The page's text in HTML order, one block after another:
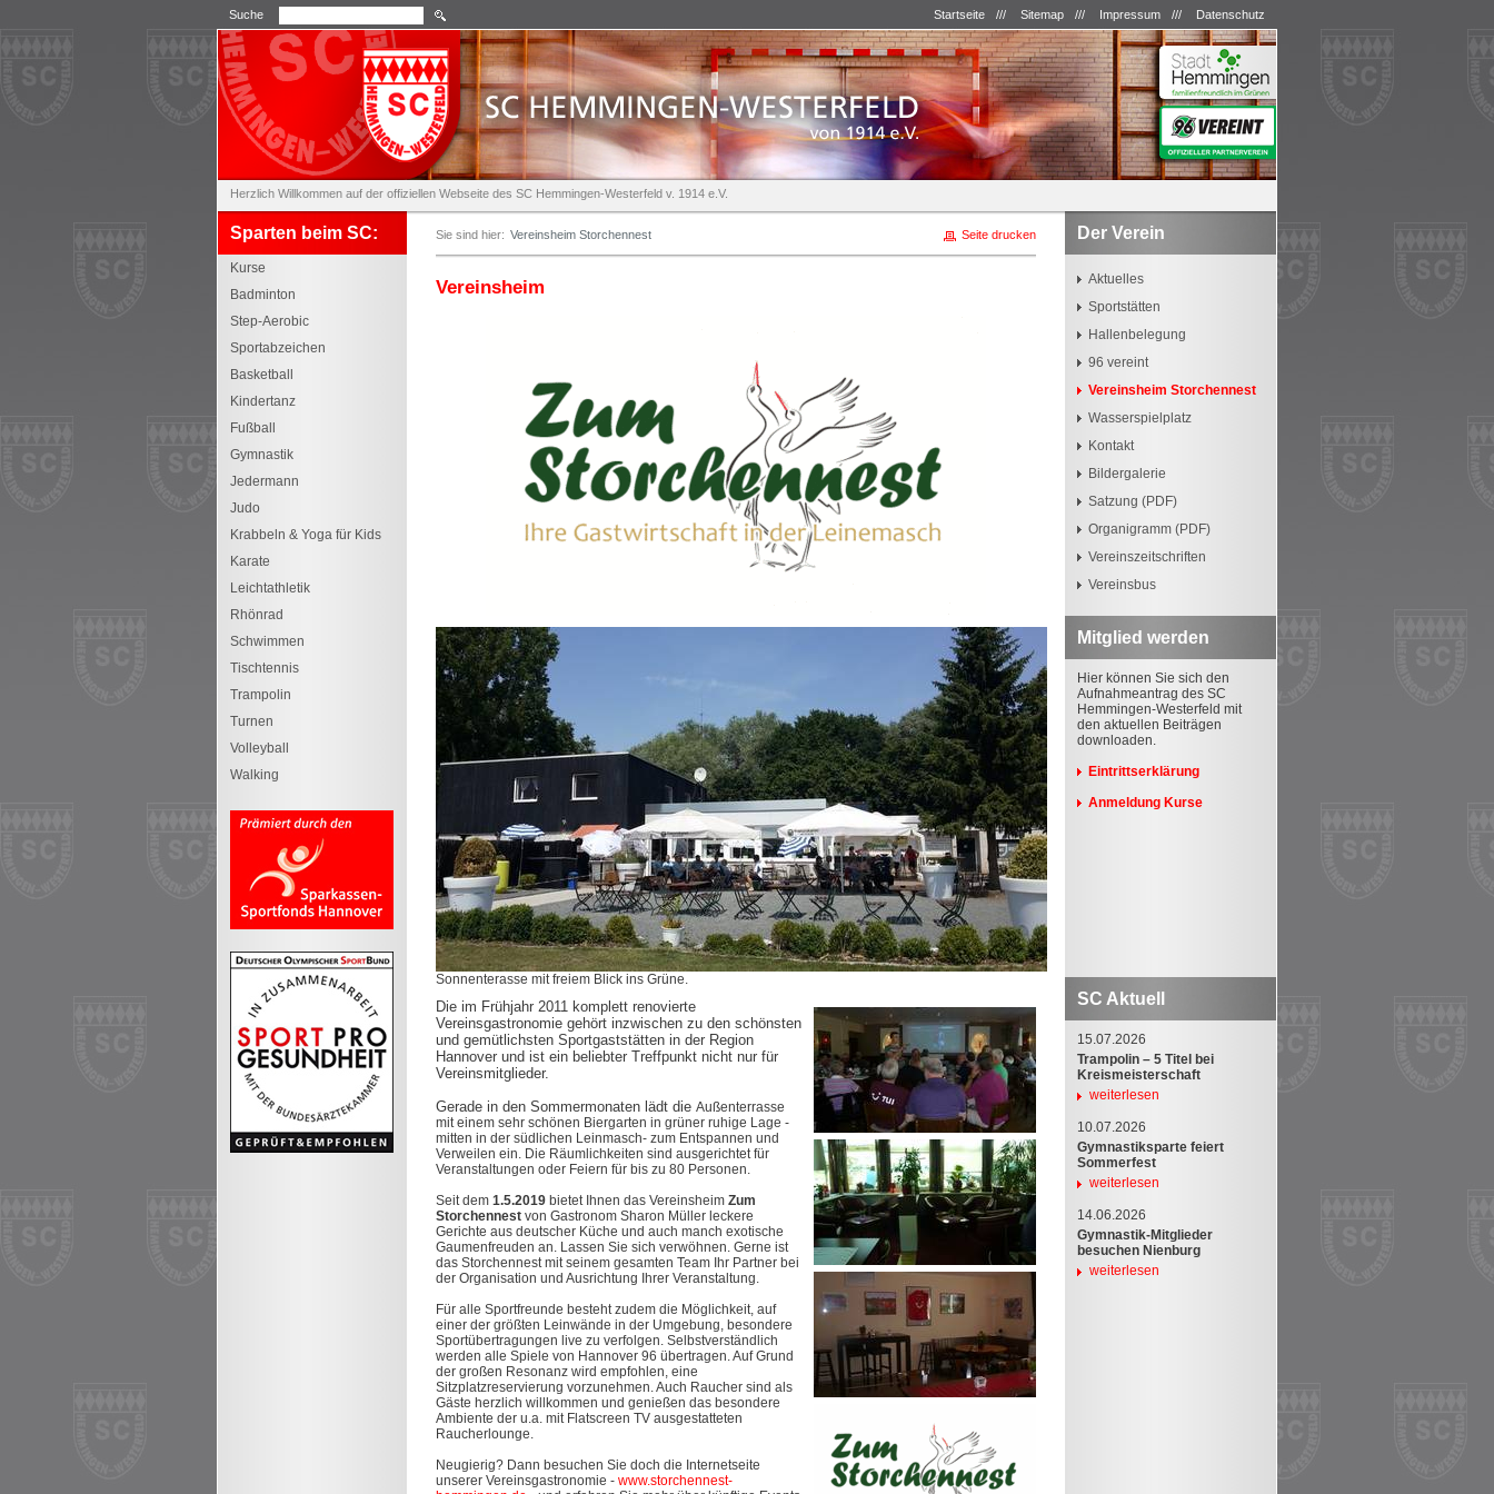
Suche Startseite /// Sitemap /// Impressum /// Datenschutz
Herzlich Willkommen auf der offiziellen Webseite des SC Hemmingen-Westerfeld v. 1914 e.V.
Sparten beim SC:
Kurse
Badminton
Step-Aerobic
Sportabzeichen
Basketball
Kindertanz
Fußball
Gymnastik
Jedermann
Judo
Krabbeln & Yoga für Kids
Karate
Leichtathletik
Rhönrad
Schwimmen
Tischtennis
Trampolin
Turnen
Volleyball
Walking
Sie sind hier: Vereinsheim Storchennest Seite drucken
Vereinsheim
Sonnenterasse mit freiem Blick ins Grüne.
Die im Frühjahr 2011 komplett renovierte
Vereinsgastronomie gehört inzwischen zu den schönsten
und gemütlichsten Sportgaststätten in der Region
Hannover und ist ein beliebter Treffpunkt nicht nur für
Vereinsmitglieder.
Gerade in den Sommermonaten lädt die Außenterrasse
mit einem sehr schönen Biergarten in grüner ruhige Lage -
mitten in der südlichen Leinmasch- zum Entspannen und
Verweilen ein. Die Räumlichkeiten sind ausgerichtet für
Veranstaltungen oder Feiern für bis zu 80 Personen.
Seit dem 1.5.2019 bietet Ihnen das Vereinsheim Zum
Storchennest von Gastronom Sharon Müller leckere
Gerichte aus deutscher Küche und auch manch exotische
Gaumenfreuden an. Lassen Sie sich verwöhnen. Gerne ist
das Storchennest mit seinem gesamten Team Ihr Partner bei
der Organisation und Ausrichtung Ihrer Veranstaltung.
Für alle Sportfreunde besteht zudem die Möglichkeit, auf
einer der größten Leinwände in der Umgebung, besondere
Sportübertragungen live zu verfolgen. Selbstverständlich
werden alle Spiele von Hannover 96 übertragen. Auf Grund
der großen Resonanz wird empfohlen, eine
Sitzplatzreservierung vorzunehmen. Auch Raucher sind als
Gäste herzlich willkommen und genießen das besondere
Ambiente der u.a. mit Flatscreen TV ausgestatteten
Raucherlounge.
Neugierig? Dann besuchen Sie doch die Internetseite
unserer Vereinsgastronomie - www.storchennest-
Der Verein
Aktuelles
Sportstätten
Hallenbelegung
96 vereint
Vereinsheim Storchennest
Wasserspielplatz
Kontakt
Bildergalerie
Satzung (PDF)
Organigramm (PDF)
Vereinszeitschriften
Vereinsbus
Mitglied werden
Hier können Sie sich den
Aufnahmeantrag des SC
Hemmingen-Westerfeld mit
den aktuellen Beiträgen
downloaden.
Eintrittserklärung
Anmeldung Kurse
SC Aktuell
15.07.2026
Trampolin – 5 Titel bei
Kreismeisterschaft
weiterlesen
10.07.2026
Gymnastiksparte feiert
Sommerfest
weiterlesen
14.06.2026
Gymnastik-Mitglieder
besuchen Nienburg
weiterlesen